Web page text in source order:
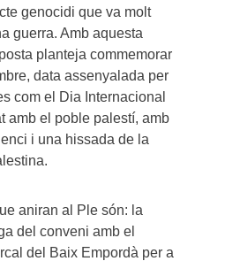
genocidi que va molt
guerra. Amb aquesta
planteja commemorar
data assenyalada per
com el Dia Internacional
amb el poble palestí, amb
i una hissada de la
aniran al Ple són: la
del conveni amb el
del Baix Empordà per a